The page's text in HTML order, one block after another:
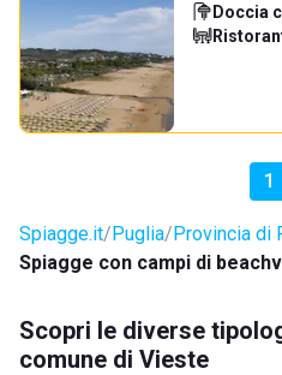
Doccia
1
Spiagge.it Puglia Provincia di
Spiagge con campi di
Scopri le diverse
comune di Vieste